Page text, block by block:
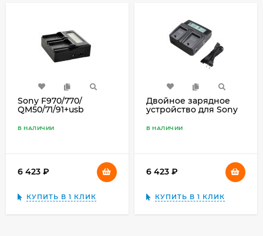
Sony F970/770/
QM50/71/91+usb
зарядное у-во с инфо
В НАЛИЧИИ
6 423
КУПИТЬ В 1 КЛИК
Двойное зарядное
устройство для Sony
В НАЛИЧИИ
6 423
КУПИТЬ В 1 КЛИК